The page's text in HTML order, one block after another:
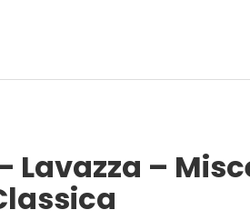
Lavazza –